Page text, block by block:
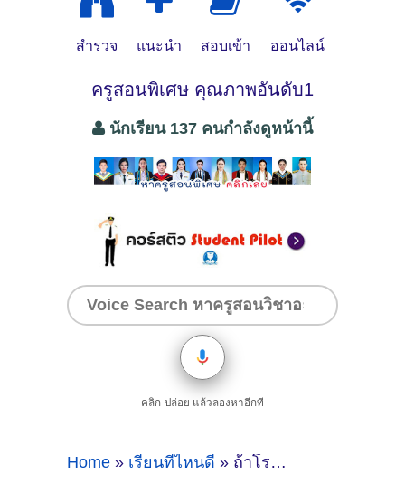
สำรวจ แนะนำ สอบเข้า ออนไลน์
ครูสอนพิเศษ คุณภาพอันดับ1
นักเรียน 137 คนกำลังดูหน้านี้
คลิก-ปล่อย แล้วลองหาอีกที
Home » เรียนที่ไหนดี » ถ้าโรงเรียนให้นักเรียนเลือกวิชาเรียนเองได้ 1 วิชา นักเรียนจะเลือกเรียนวิชาอะไร?